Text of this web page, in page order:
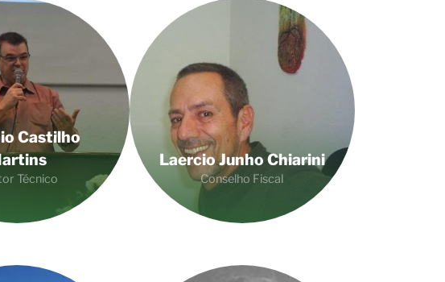
Castilho
Técnico
Laercio Junho Chiarini
Conselho Fiscal